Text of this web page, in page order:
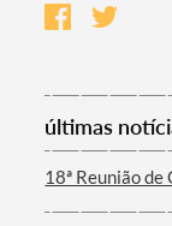
últimas
18ª Reunião